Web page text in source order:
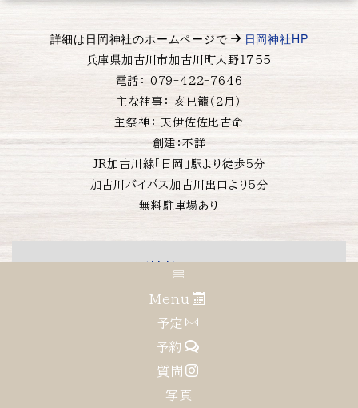
詳細は 日岡神社のホームページで 日岡神社HP
兵庫県加古川市加古川町大野１７５５
電話： 079-422-7646
主な神事： 亥巳籠（2月）
主祭神： 天伊佐佐比古命
創建：不詳
JR加古川線「日岡」駅より徒歩5分
加古川バイパス加古川出口より5分
無料駐車場あり
▶️日岡神社のアクセス
安心ポイント
写真集
Menu
予定
予約
質問
写真